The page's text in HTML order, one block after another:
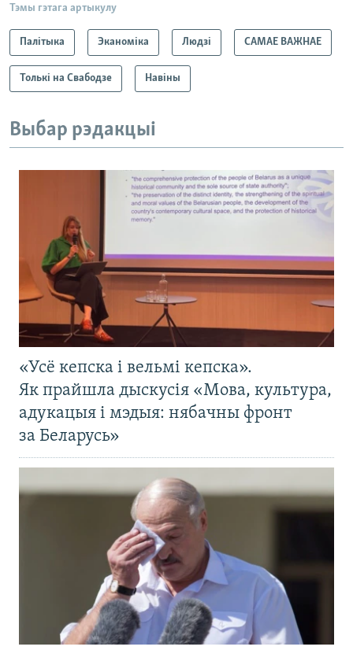
Тэмы гэтага артыкулу
Палітыка Эканоміка Людзі САМАЕ ВАЖНАЕ
Толькі на Свабодзе Навіны
Выбар рэдакцыі
«Усё кепска і вельмі кепска».
Як прайшла дыскусія «Мова, культура,
адукацыя і мэдыя: нябачны фронт
за Беларусь»